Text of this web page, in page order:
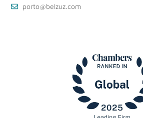
porto@belzuz.com